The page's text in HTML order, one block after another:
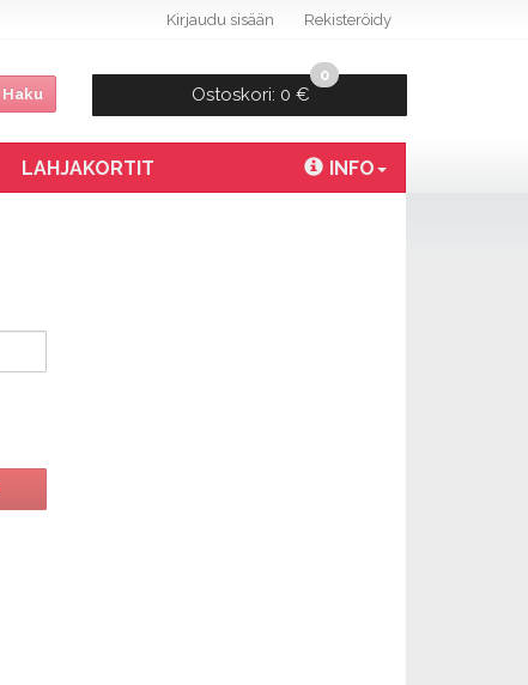
Kirjaudu sisään Rekisteröidy
Haku Ostoskori: 0 €
0
LAHJAKORTIT INFO